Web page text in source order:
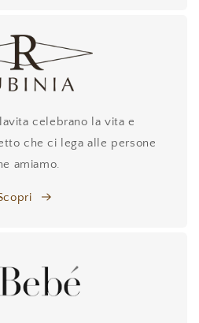
celebrano la vita e
che ci lega alle persone
amiamo.